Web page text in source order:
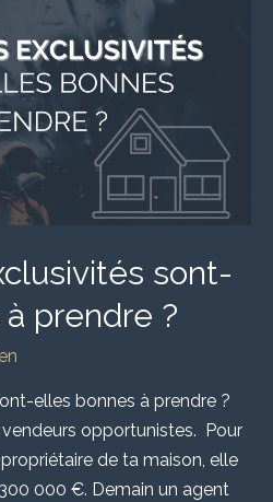
sont-
prendre ?
elles bonnes à prendre ?
opportunistes. Pour
de ta maison, elle
000 €. Demain un agent